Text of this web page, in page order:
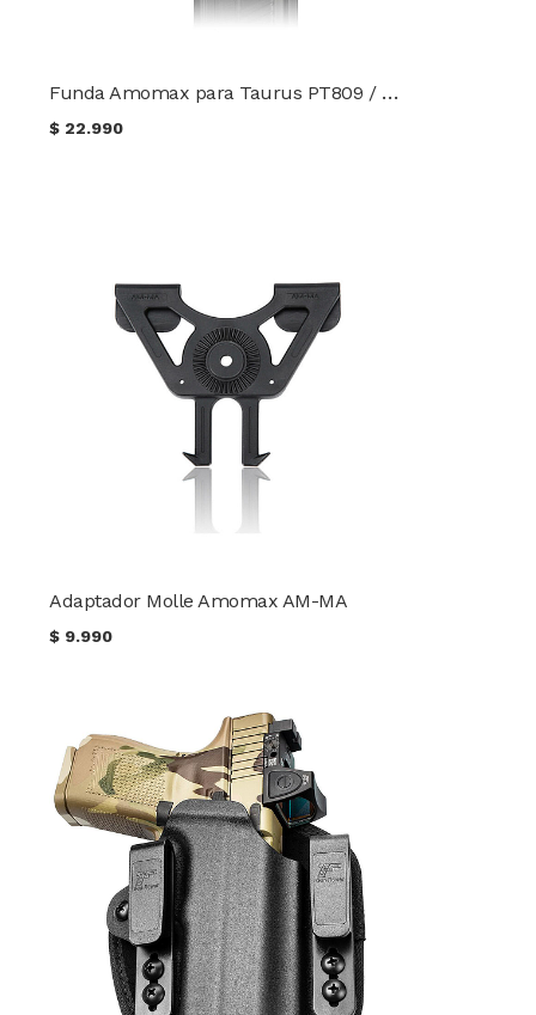
Funda Amomax para Taurus PT809 / 840 / 845 / 809e / TH9 AM-T800G2
$ 22.990
Adaptador Molle Amomax AM-MA
$ 9.990